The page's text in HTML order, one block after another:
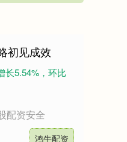
初见成效
长5.54%，环比
配资安全
鸿牛配资